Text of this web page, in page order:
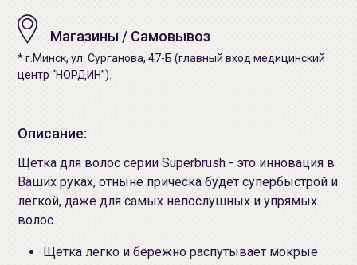
Магазины / Самовывоз
* г.Минск, ул. Сурганова, 47-Б (главный вход медицинский
центр “НОРДИН”).
Описание:
Щетка для волос серии Superbrush - это инновация в
Ваших руках, отныне прическа будет супербыстрой и
легкой, даже для самых непослушных и упрямых
волос.
Щетка легко и бережно распутывает мокрые